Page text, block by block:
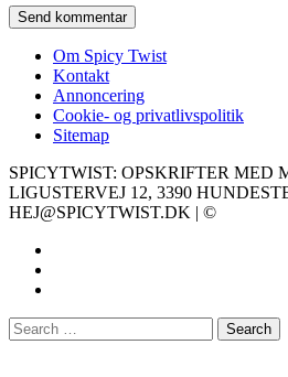
Om Spicy Twist
Kontakt
Annoncering
Cookie- og privatlivspolitik
Sitemap
SPICYTWIST: OPSKRIFTER MED
LIGUSTERVEJ 12, 3390
HEJ@SPICYTWIST.DK | ©